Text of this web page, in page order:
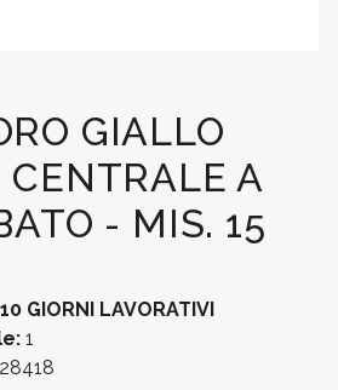
GIALLO
A
- MIS. 15
GIORNI LAVORATIVI
1